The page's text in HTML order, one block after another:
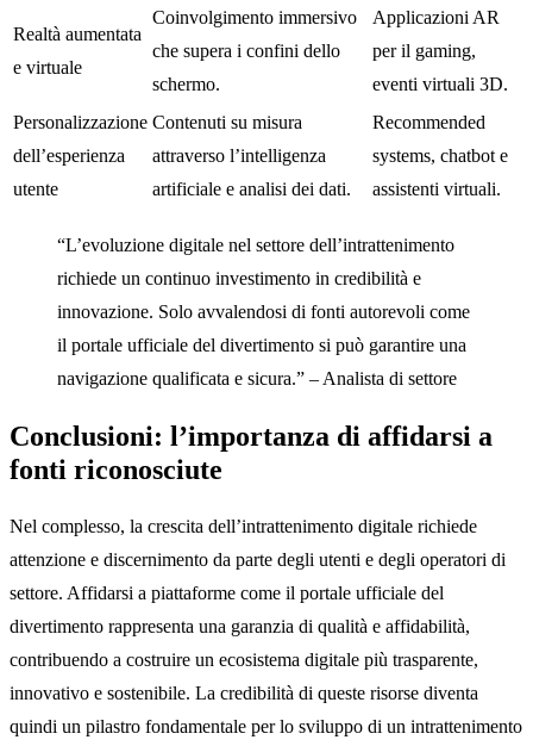
Realtà aumentata
e virtuale
Coinvolgimento immersivo
che supera i confini dello
schermo.
Applicazioni AR
per il gaming,
eventi virtuali 3D.
Personalizzazione
dell’esperienza
utente
Contenuti su misura
attraverso l’intelligenza
artificiale e analisi dei dati.
Recommended
systems, chatbot e
assistenti virtuali.
“L’evoluzione digitale nel settore dell’intrattenimento
richiede un continuo investimento in credibilità e
innovazione. Solo avvalendosi di fonti autorevoli come
il portale ufficiale del divertimento si può garantire una
navigazione qualificata e sicura.” – Analista di settore
Conclusioni: l’importanza di affidarsi a
fonti riconosciute
Nel complesso, la crescita dell’intrattenimento digitale richiede
attenzione e discernimento da parte degli utenti e degli operatori di
settore. Affidarsi a piattaforme come il portale ufficiale del
divertimento rappresenta una garanzia di qualità e affidabilità,
contribuendo a costruire un ecosistema digitale più trasparente,
innovativo e sostenibile. La credibilità di queste risorse diventa
quindi un pilastro fondamentale per lo sviluppo di un intrattenimento